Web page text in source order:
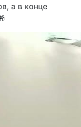
а в конце